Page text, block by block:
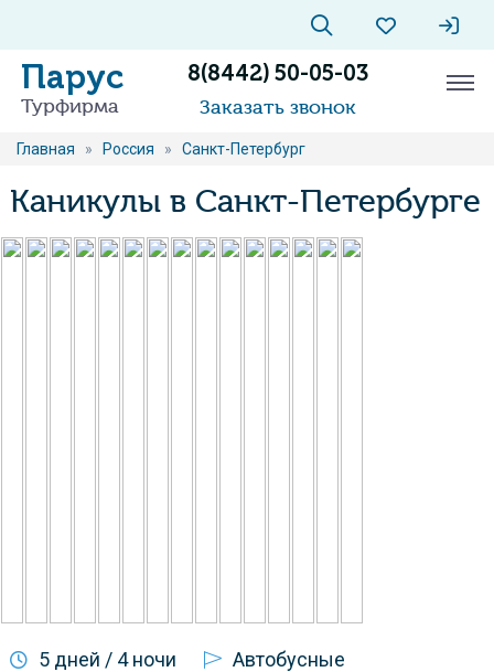
Парус
Турфирма
8(8442) 50-05-03
Заказать звонок
Главная » Россия » Санкт-Петербург
Каникулы в Санкт-Петербурге
5 дней / 4 ночи Автобусные